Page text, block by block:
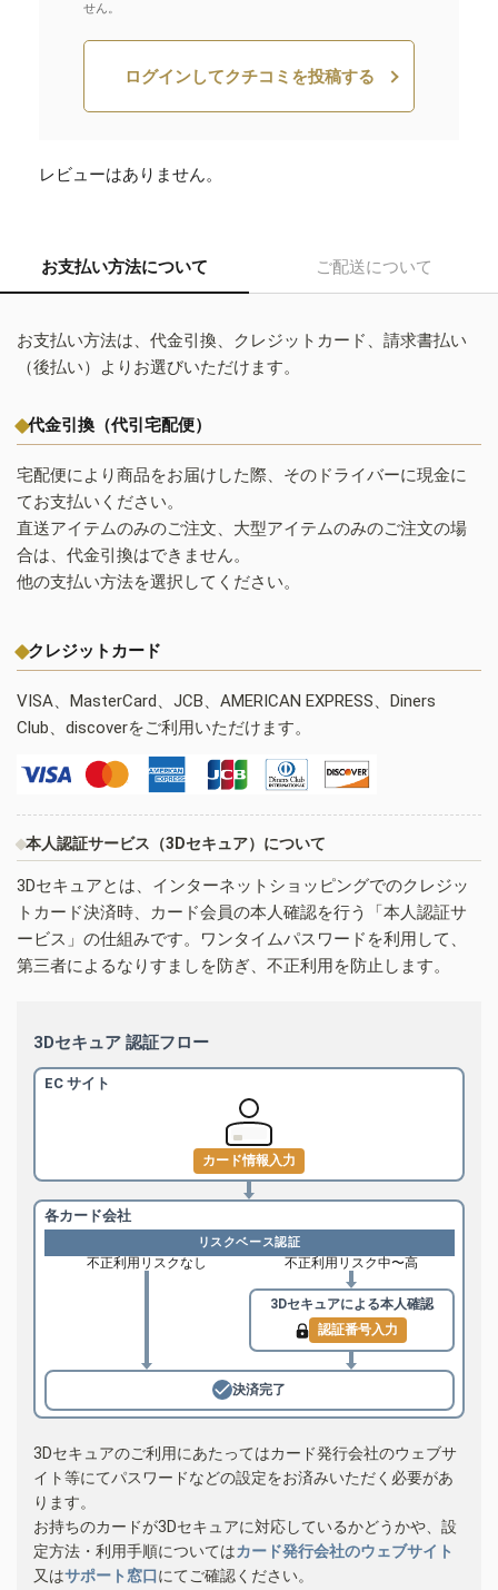
せん。
ログインしてクチコミを投稿する
レビューはありません。
お支払い方法について ご配送について
お支払い方法は、代金引換、クレジットカード、請求書払い
（後払い）よりお選びいただけます。
代金引換（代引宅配便）
宅配便により商品をお届けした際、そのドライバーに現金に
てお支払いください。
直送アイテムのみのご注文、大型アイテムのみのご注文の場
合は、代金引換はできません。
他の支払い方法を選択してください。
クレジットカード
VISA、MasterCard、JCB、AMERICAN EXPRESS、Diners
Club、discoverをご利用いただけます。
本人認証サービス（3Dセキュア）について
3Dセキュアとは、インターネットショッピングでのクレジッ
トカード決済時、カード会員の本人確認を行う「本人認証サ
ービス」の仕組みです。ワンタイムパスワードを利用して、
第三者によるなりすましを防ぎ、不正利用を防止します。
3Dセキュア 認証フロー
EC サイト
カード情報入力
各カード会社
リスクベース認証
不正利用リスクなし 不正利用リスク中〜高
3Dセキュアによる本人確認
認証番号入力
決済完了
3Dセキュアのご利用にあたってはカード発行会社のウェブサ
イト等にてパスワードなどの設定をお済みいただく必要があ
ります。
お持ちのカードが3Dセキュアに対応しているかどうかや、設
定方法・利用手順についてはカード発行会社のウェブサイト
又はサポート窓口にてご確認ください。